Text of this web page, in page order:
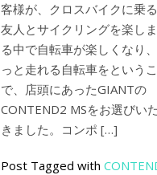
客様が、クロスバイクに乗
友人とサイクリングを楽し
る中で自転車が楽しくなり
っと走れる自転車をという
で、店頭にあったGIANTの
CONTEND2 MSをお選びい
きました。コンポ […]
Post Tagged with